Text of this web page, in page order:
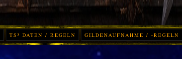
TS³ DATEN / REGELN GILDENAUFNAHME / -REGELN